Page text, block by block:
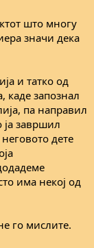
што многу
значи дека
и татко од
каде запознал
па направил
ја завршил
дете
има некој од
го мислите.